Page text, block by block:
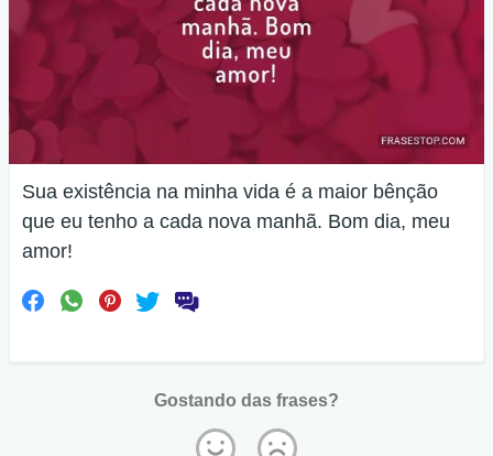
Sua existência na minha vida é a maior bênção
que eu tenho a cada nova manhã. Bom dia, meu
amor!
Gostando das frases?